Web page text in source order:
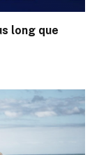
long que